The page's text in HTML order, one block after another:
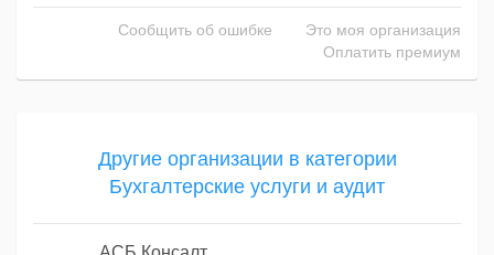
Сообщить об ошибке
Это моя организация
Оплатить премиум
Другие организации в категории
Бухгалтерские услуги и аудит